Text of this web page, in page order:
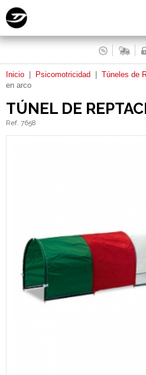
Inicio Psicomotricidad Túneles de
en arco
TÚNEL DE
Ref. 7658